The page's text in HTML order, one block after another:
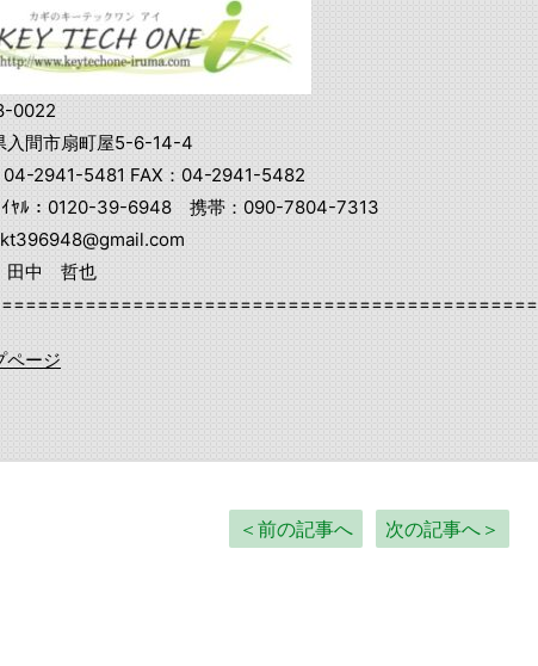
0022
入間市扇町屋5-6-14-4
04-2941-5481 FAX：04-2941-5482
ｲﾔﾙ：0120-39-6948 携帯：090-7804-7313
中 哲也
ページ
＜前の記事へ 次の記事へ＞